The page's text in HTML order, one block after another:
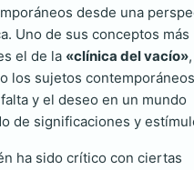
desde una
Uno de sus conceptos más
el de la «clínica del vacío»
los sujetos contemporáneos
y el deseo en un mundo
de significaciones y
ha sido crítico con ciertas